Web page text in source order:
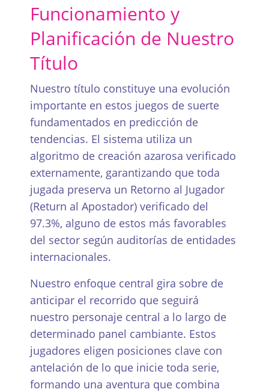
Funcionamiento y
Planificación de Nuestro
Título
Nuestro título constituye una evolución
importante en estos juegos de suerte
fundamentados en predicción de
tendencias. El sistema utiliza un
algoritmo de creación azarosa verificado
externamente, garantizando que toda
jugada preserva un Retorno al Jugador
(Return al Apostador) verificado del
97.3%, alguno de estos más favorables
del sector según auditorías de entidades
internacionales.
Nuestro enfoque central gira sobre de
anticipar el recorrido que seguirá
nuestro personaje central a lo largo de
determinado panel cambiante. Estos
jugadores eligen posiciones clave con
antelación de lo que inicie toda serie,
formando una aventura que combina